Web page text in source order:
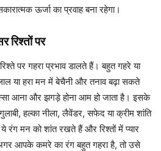
ऊर्जा का प्रवाह बना रहेगा।
रिश्तों पर
पर गहरा प्रभाव डालते हैं। बहुत गहरे या
या हरा मन में बेचैनी और तनाव बढ़ा सकते
आना और झगड़े होना आम हो जाता है। इसके
हल्का नीला, लैवेंडर, सफेद या क्रीम शांति
मन को शांत रखते हैं और रिश्तों में प्यार
आपके कमरे का रंग बहुत गहरा है, तो उसे